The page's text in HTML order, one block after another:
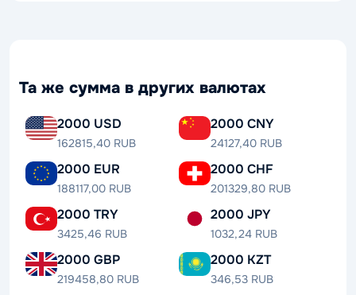
Та же сумма в других валютах
2000 USD
162815,40 RUB
2000 CNY
24127,40 RUB
2000 EUR
188117,00 RUB
2000 CHF
201329,80 RUB
2000 TRY
3425,46 RUB
2000 JPY
1032,24 RUB
2000 GBP
219458,80 RUB
2000 KZT
346,53 RUB